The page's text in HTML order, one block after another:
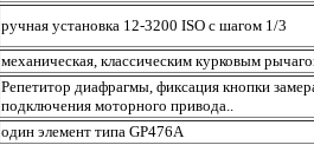
ручная установка 12-3200 ISO с шагом 1/3
механическая, классическим курковым
Репетитор диафрагмы, фиксация кнопки
подключения моторного привода..
один элемент типа GP476A